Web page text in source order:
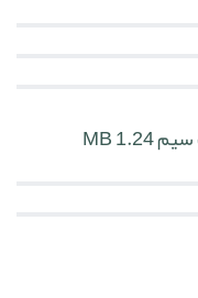
سیم1.24 MB